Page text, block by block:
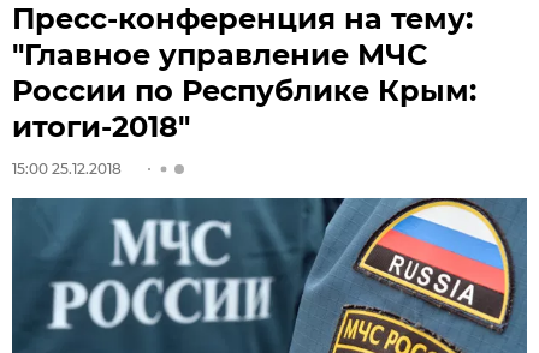
Пресс-конференция на тему:
"Главное управление МЧС
России по Республике Крым:
итоги-2018"
15:00 25.12.2018